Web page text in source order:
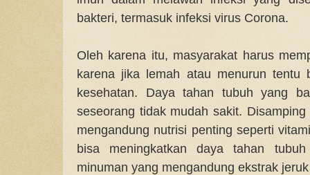
bakteri, termasuk infeksi virus Corona.
Oleh karena itu, masyarakat harus
karena jika lemah atau menurun tentu
kesehatan. Daya tahan tubuh yang
seseorang tidak mudah sakit.
mengandung nutrisi penting seperti
bisa meningkatkan daya tahan
minuman yang mengandung ekstrak